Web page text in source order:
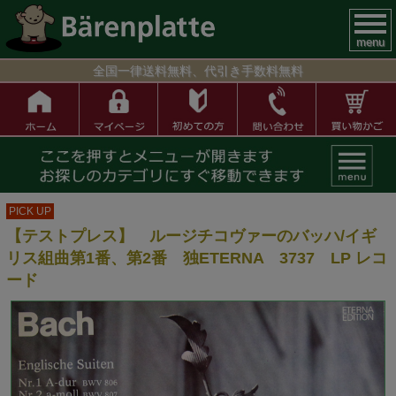
menu
全国一律送料無料、代引き手数料無料
PICK UP
【テストプレス】 ルージチコヴァーのバッハ/イギ
リス組曲第1番、第2番 独ETERNA 3737 LP レコ
ード